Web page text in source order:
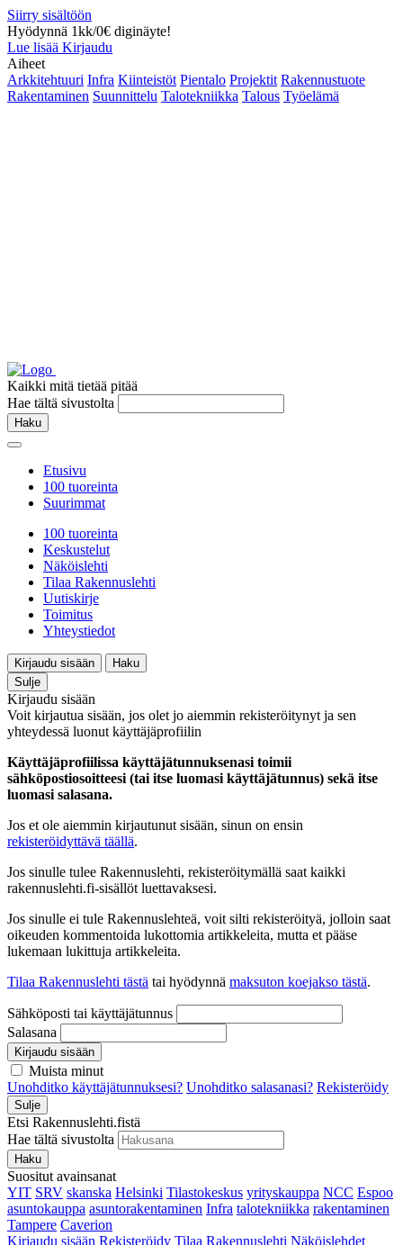
Siirry sisältöön
Hyödynnä 1kk/0€ diginäyte!
Lue lisää Kirjaudu
Aiheet
Arkkitehtuuri Infra Kiinteistöt Pientalo Projektit Rakennustuote
Rakentaminen Suunnittelu Talotekniikka Talous Työelämä
Kaikki mitä tietää pitää
Hae tältä sivustolta
Haku
Etusivu
100 tuoreinta
Suurimmat
100 tuoreinta
Keskustelut
Näköislehti
Tilaa Rakennuslehti
Uutiskirje
Toimitus
Yhteystiedot
Kirjaudu sisään
Haku
Sulje
Kirjaudu sisään
Voit kirjautua sisään, jos olet jo aiemmin rekisteröitynyt ja sen
yhteydessä luonut käyttäjäprofiilin
Käyttäjäprofiilissa käyttäjätunnuksenasi toimii
sähköpostiosoitteesi (tai itse luomasi käyttäjätunnus) sekä itse
luomasi salasana.
Jos et ole aiemmin kirjautunut sisään, sinun on ensin
rekisteröidyttävä täällä.
Jos sinulle tulee Rakennuslehti, rekisteröitymällä saat kaikki
rakennuslehti.fi-sisällöt luettavaksesi.
Jos sinulle ei tule Rakennuslehteä, voit silti rekisteröityä, jolloin saat
oikeuden kommentoida lukottomia artikkeleita, mutta et pääse
lukemaan lukittuja artikkeleita.
Tilaa Rakennuslehti tästä tai hyödynnä maksuton koejakso tästä.
Sähköposti tai käyttäjätunnus
Salasana
Kirjaudu sisään
Muista minut
Unohditko käyttäjätunnuksesi? Unohditko salasanasi? Rekisteröidy
Sulje
Etsi Rakennuslehti.fistä
Hae tältä sivustolta
Haku
Suositut avainsanat
YIT SRV skanska Helsinki Tilastokeskus yrityskauppa NCC Espoo
asuntokauppa asuntorakentaminen Infra talotekniikka rakentaminen
Tampere Caverion
Kirjaudu sisään Rekisteröidy Tilaa Rakennuslehti Näköislehdet